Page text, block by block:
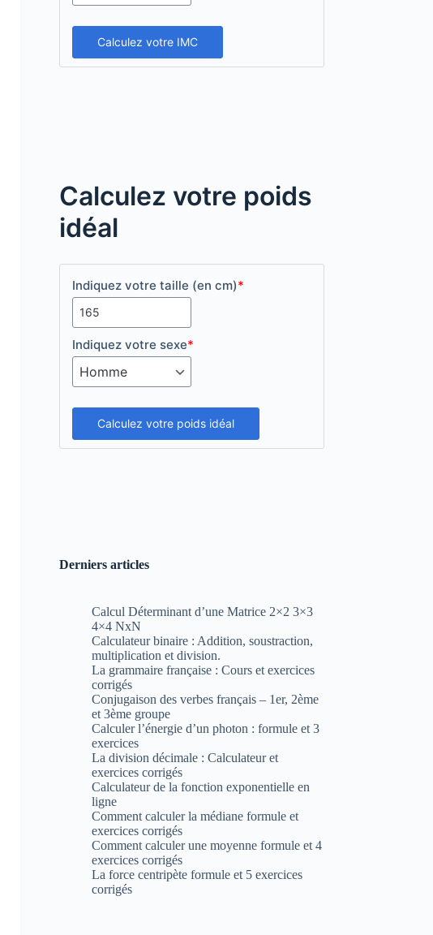
Calculez votre IMC
Calculez votre poids
idéal
Indiquez votre taille (en cm)*
Indiquez votre sexe*
Calculez votre poids idéal
Derniers articles
Calcul Déterminant d’une Matrice 2×2 3×3
4×4 NxN
Calculateur binaire : Addition, soustraction,
multiplication et division.
La grammaire française : Cours et exercices
corrigés
Conjugaison des verbes français – 1er, 2ème
et 3ème groupe
Calculer l’énergie d’un photon : formule et 3
exercices
La division décimale : Calculateur et
exercices corrigés
Calculateur de la fonction exponentielle en
ligne
Comment calculer la médiane formule et
exercices corrigés
Comment calculer une moyenne formule et 4
exercices corrigés
La force centripète formule et 5 exercices
corrigés